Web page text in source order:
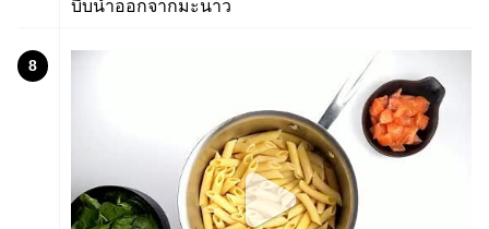
บีบน้ำออกจากมะนาว
8